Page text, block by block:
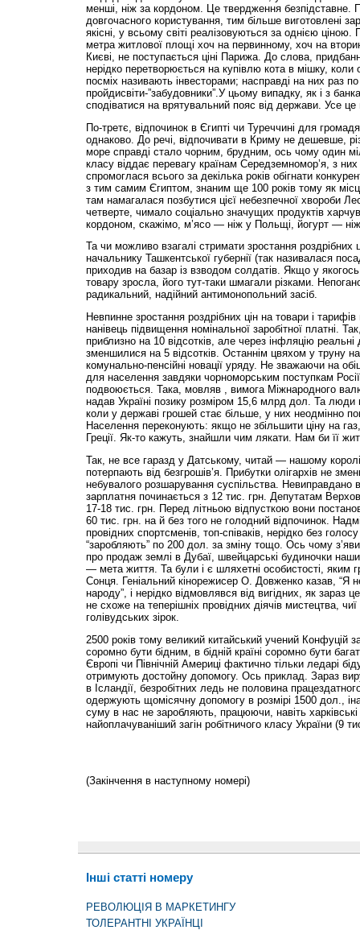
менші, ніж за кордоном. Це твердження безпідставне.
довгочасного користування, тим більше виготовлені
якісні, у всьому світі реалізовуються за однією ціною.
метра житлової площі хоч на первинному, хоч на
Києві, не поступається ціні Парижа. До слова,
нерідко перетворюється на купівлю кота в мішку, коли
посміх називають інвесторами; насправді на них раз
пройдисвіти-”забудовники”.У цьому випадку, як і з
сподіватися на врятувальний пояс від держави. Усе це
По-третє, відпочинок в Єгипті чи Туреччині для
однаково. До речі, відпочивати в Криму не дешевше,
море справді стало чорним, брудним, ось чому один
класу віддає перевагу країнам Середземномор’я, з
спромоглася всього за декілька років обігнати
з тим самим Єгиптом, знаним ще 100 років тому як
там намагалася позбутися цієї небезпечної хвороби
четверте, чимало соціально значущих продуктів
кордоном, скажімо, м’ясо — ніж у Польщі, йогурт —
Та чи можливо взагалі стримати зростання роздрібних
начальнику Ташкентської губернії (так називалася
приходив на базар із взводом солдатів. Якщо у якогось
товару зросла, його тут-таки шмагали різками.
радикальний, надійний антимонопольний засіб.
Невпинне зростання роздрібних цін на товари і
нанівець підвищення номінальної заробітної платні.
приблизно на 10 відсотків, але через інфляцію
зменшилися на 5 відсотків. Останнім цвяхом у труну
комунально-пенсійні новації уряду. Не зважаючи на
для населення завдяки чорноморським поступкам
подвоюється. Така, мовляв , вимога Міжнародного
надав Україні позику розміром 15,6 млрд дол. Та
коли у державі грошей стає більше, у них неодмінно
Населення переконують: якщо не збільшити ціну на
Греції. Як-то кажуть, знайшли чим лякати. Нам би її
Так, не все гаразд у Датському, читай — нашому
потерпають від безгрошів’я. Прибутки олігархів не
небувалого розшарування суспільства. Невиправдано
зарплатня починається з 12 тис. грн. Депутатам
17-18 тис. грн. Перед літньою відпусткою вони
60 тис. грн. на й без того не голодний відпочинок.
провідних спортсменів, топ-співаків, нерідко без
“заробляють” по 200 дол. за зміну тощо. Ось чому
про продаж землі в Дубаї, швейцарські будиночки
— мета життя. Та були і є шляхетні особистості, яким
Сонця. Геніальний кінорежисер О. Довженко казав, “Я
народу”, і нерідко відмовлявся від вигідних, як зараз
не схоже на теперішніх провідних діячів мистецтва,
голівудських зірок.
2500 років тому великий китайський учений Конфуцій
соромно бути бідним, в бідній країні соромно бути
Європі чи Північній Америці фактично тільки ледарі
отримують достойну допомогу. Ось приклад. Зараз
в Ісландії, безробітних ледь не половина
одержують щомісячну допомогу в розмірі 1500 дол.,
суму в нас не заробляють, працюючи, навіть
найоплачуваніший загін робітничого класу України (9
(Закінчення в наступному номері)
Інші статті номеру
РЕВОЛЮЦІЯ В МАРКЕТИНГУ
ТОЛЕРАНТНІ УКРАЇНЦІ